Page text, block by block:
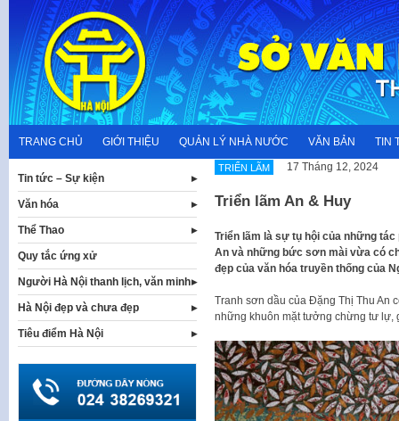
content
TRANG CHỦ GIỚI THIỆU QUẢN LÝ NHÀ NƯỚC VĂN BẢN TIN
TRIỂN LÃM 17 Tháng 12, 2024
Triển lãm An & Huy
Triển lãm là sự tụ hội của những
An và những bức sơn mài vừa có
đẹp của văn hóa truyền thống của
Tranh sơn dầu của Đặng Thị Thu An
những khuôn mặt tưởng chừng tư lự,
Tin tức – Sự kiện
Văn hóa
Thể Thao
Quy tắc ứng xử
Người Hà Nội thanh lịch, văn minh
Hà Nội đẹp và chưa đẹp
Tiêu điểm Hà Nội